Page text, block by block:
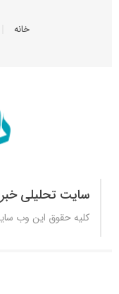
خانه
سایت تحلیلی
کلیه حقوق این وب